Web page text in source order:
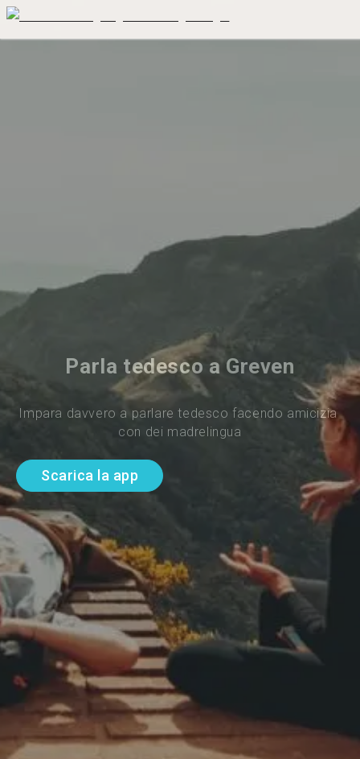
Parla tedesco a Greven
Impara davvero a parlare tedesco facendo amicizia
con dei madrelingua
Scarica la app